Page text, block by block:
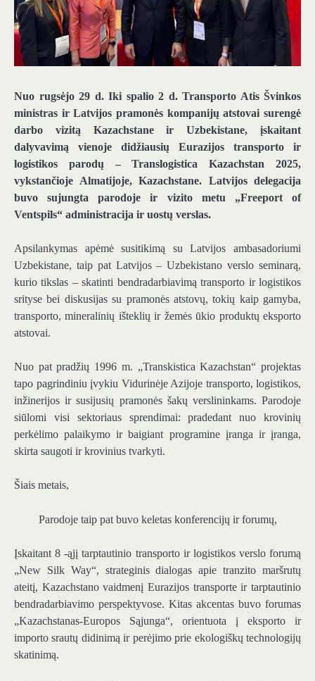
Nuo rugsėjo 29 d. Iki spalio 2 d. Transporto Atis Švinkos
ministras ir Latvijos pramonės kompanijų atstovai surengė
darbo vizitą Kazachstane ir Uzbekistane, įskaitant
dalyvavimą vienoje didžiausių Eurazijos transporto ir
logistikos parodų – Translogistica Kazachstan 2025,
vykstančioje Almatijoje, Kazachstane. Latvijos delegacija
buvo sujungta parodoje ir vizito metu „Freeport of
Ventspils“ administracija ir uostų verslas.
Apsilankymas apėmė susitikimą su Latvijos ambasadoriumi
Uzbekistane, taip pat Latvijos – Uzbekistano verslo seminarą,
kurio tikslas – skatinti bendradarbiavimą transporto ir logistikos
srityse bei diskusijas su pramonės atstovų, tokių kaip gamyba,
transporto, mineralinių išteklių ir žemės ūkio produktų eksporto
atstovai.
Nuo pat pradžių 1996 m. „Transkistica Kazachstan“ projektas
tapo pagrindiniu įvykiu Vidurinėje Azijoje transporto, logistikos,
inžinerijos ir susijusių pramonės šakų verslininkams. Parodoje
siūlomi visi sektoriaus sprendimai: pradedant nuo krovinių
perkėlimo palaikymo ir baigiant programine įranga ir įranga,
skirta saugoti ir krovinius tvarkyti.
Šiais metais,
Parodoje taip pat buvo keletas konferencijų ir forumų,
Įskaitant 8 -ąjį tarptautinio transporto ir logistikos verslo forumą
„New Silk Way“, strateginis dialogas apie tranzito maršrutų
ateitį, Kazachstano vaidmenį Eurazijos transporte ir tarptautinio
bendradarbiavimo perspektyvose. Kitas akcentas buvo forumas
„Kazachstanas-Europos Sąjunga“, orientuota į eksporto ir
importo srautų didinimą ir perėjimo prie ekologiškų technologijų
skatinimą.